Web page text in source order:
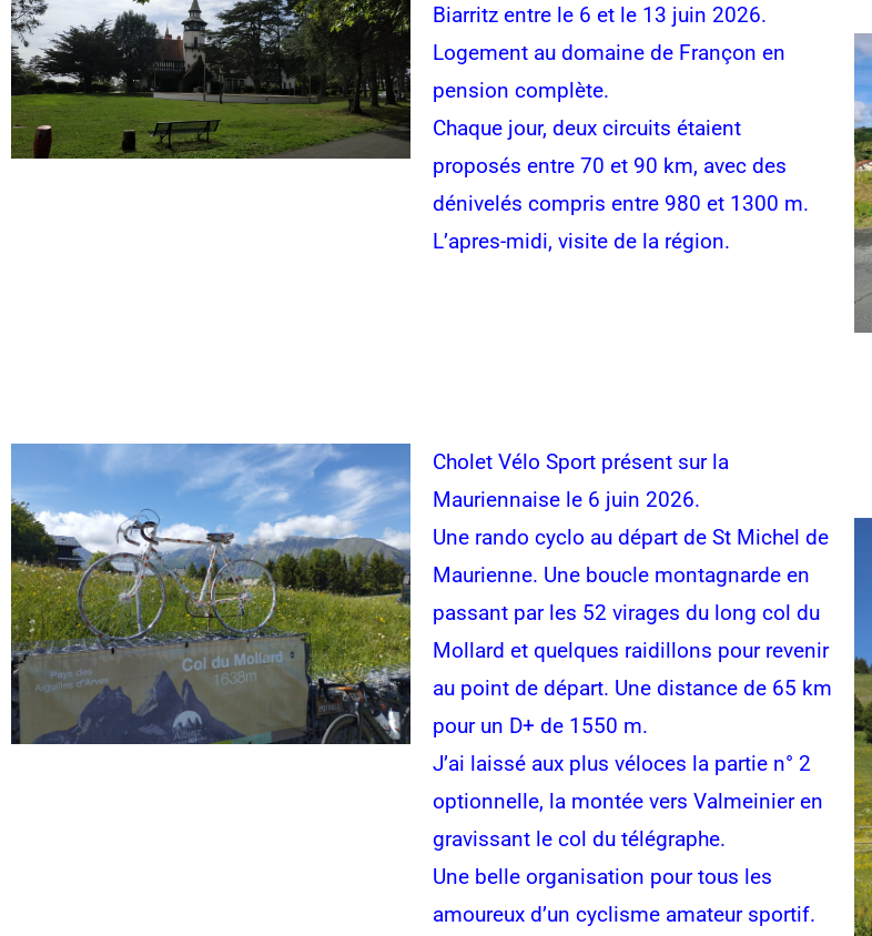
Biarritz entre le 6 et le 13 juin 2026.
Logement au domaine de Françon en
pension complète.
Chaque jour, deux circuits étaient
proposés entre 70 et 90 km, avec des
dénivelés compris entre 980 et 1300 m.
L’apres-midi, visite de la région.
Cholet Vélo Sport présent sur la
Mauriennaise le 6 juin 2026.
Une rando cyclo au départ de St Michel de
Maurienne. Une boucle montagnarde en
passant par les 52 virages du long col du
Mollard et quelques raidillons pour revenir
au point de départ. Une distance de 65 km
pour un D+ de 1550 m.
J’ai laissé aux plus véloces la partie n° 2
optionnelle, la montée vers Valmeinier en
gravissant le col du télégraphe.
Une belle organisation pour tous les
amoureux d’un cyclisme amateur sportif.